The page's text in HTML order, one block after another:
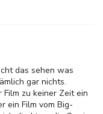
das sehen was
gar nichts.
zu keiner Zeit ein
ein Film vom Big-